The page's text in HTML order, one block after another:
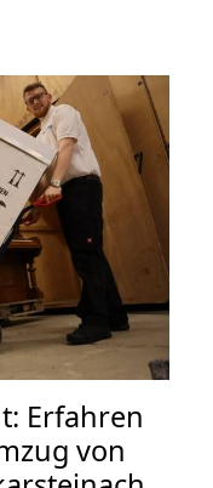
Erfahren
von